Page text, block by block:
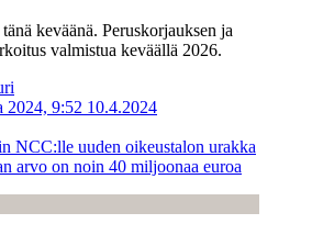
keväänä. Peruskorjauksen ja
valmistua keväällä 2026.
2024, 9:52 10.4.2024
NCC:lle uuden oikeustalon urakka
arvo on noin 40 miljoonaa euroa